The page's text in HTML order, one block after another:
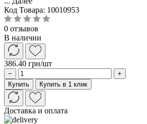
Код Товара: 10010953
0 отзывов
В наличии
386.40 грн/шт
−
+
Купить
Купить в 1 клик
Доставка и оплата